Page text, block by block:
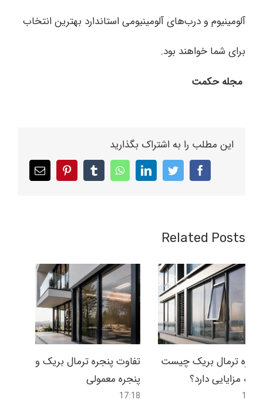
آلومینیوم و درب‌های آلومینیومی استاندارد بهترین انتخاب
برای شما خواهند بود.
مجله حکمت
این مطلب را به اشتراک بگذارید
facebook
twitter
linkedin
whatsapp
tumblr
pinterest
Email
Related Posts
تفاوت پنجره ترمال بریک و
پنجره معمولی
17:18
پنجره ترمال بریک چیست
و چه مزایایی دارد؟
16:58